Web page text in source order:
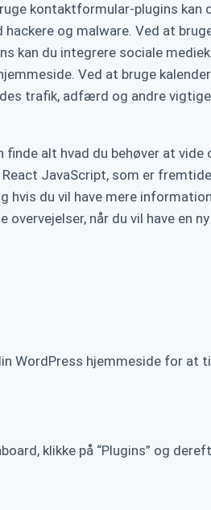
kontaktformular-plugins
og malware. Ved at
kan du integrere sociale
Ved at bruge
trafik, adfærd og andre
alt hvad du behøver at
JavaScript, som er
hvis du vil have mere
når du vil have en
WordPress hjemmeside for
klikke på “Plugins” og